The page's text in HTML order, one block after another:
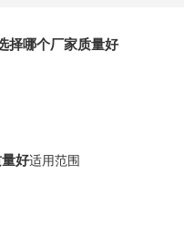
择哪个厂家质量好
好适用范围